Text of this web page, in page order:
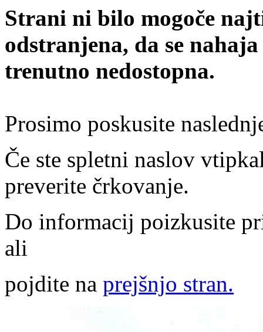
Strani ni bilo mogoče
odstranjena, da se
trenutno nedostopna.
Prosimo poskusite
Če ste spletni naslov
preverite črkovanje.
Do informacij poizkusite
ali
pojdite na prejšnjo stran.